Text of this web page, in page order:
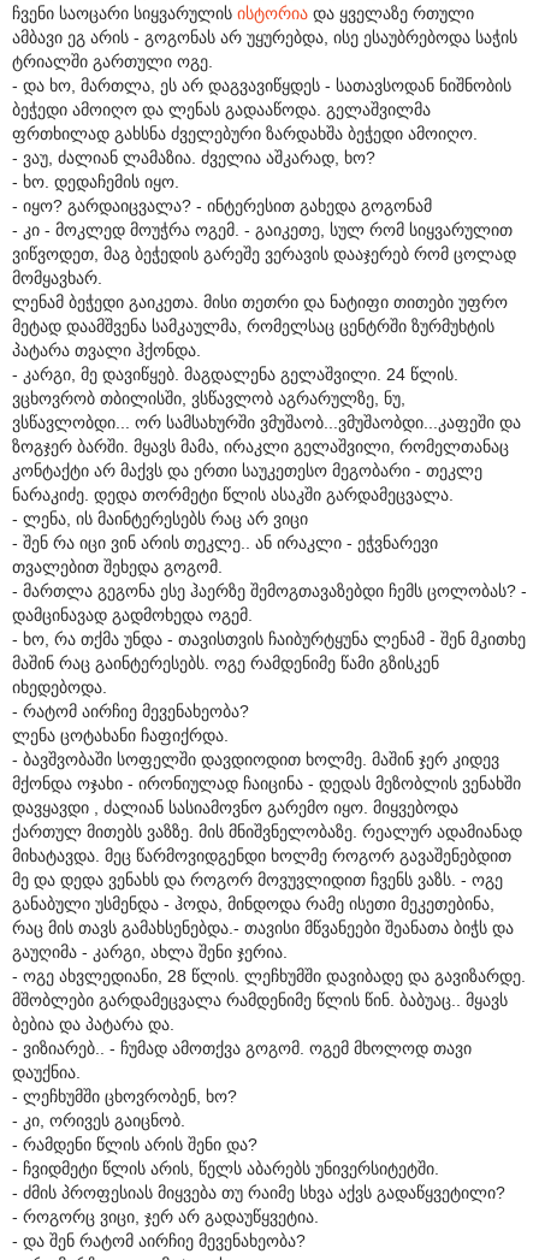
ჩვენი საოცარი სიყვარულის ისტორია და ყველაზე რთული
ამბავი ეგ არის - გოგონას არ უყურებდა, ისე ესაუბრებოდა საჭის
ტრიალში გართული ოგე.
- და ხო, მართლა, ეს არ დაგვავიწყდეს - სათავსოდან ნიშნობის
ბეჭედი ამოიღო და ლენას გადააწოდა. გელაშვილმა
ფრთხილად გახსნა ძველებური ზარდახშა ბეჭედი ამოიღო.
- ვაუ, ძალიან ლამაზია. ძველია აშკარად, ხო?
- ხო. დედაჩემის იყო.
- იყო? გარდაიცვალა? - ინტერესით გახედა გოგონამ
- კი - მოკლედ მოუჭრა ოგემ. - გაიკეთე, სულ რომ სიყვარულით
ვიწვოდეთ, მაგ ბეჭედის გარეშე ვერავის დააჯერებ რომ ცოლად
მომყავხარ.
ლენამ ბეჭედი გაიკეთა. მისი თეთრი და ნატიფი თითები უფრო
მეტად დაამშვენა სამკაულმა, რომელსაც ცენტრში ზურმუხტის
პატარა თვალი ჰქონდა.
- კარგი, მე დავიწყებ. მაგდალენა გელაშვილი. 24 წლის.
ვცხოვრობ თბილისში, ვსწავლობ აგრარულზე, ნუ,
ვსწავლობდი... ორ სამსახურში ვმუშაობ...ვმუშაობდი...კაფეში და
ზოგჯერ ბარში. მყავს მამა, ირაკლი გელაშვილი, რომელთანაც
კონტაქტი არ მაქვს და ერთი საუკეთესო მეგობარი - თეკლე
ნარაკიძე. დედა თორმეტი წლის ასაკში გარდამეცვალა.
- ლენა, ის მაინტერესებს რაც არ ვიცი
- შენ რა იცი ვინ არის თეკლე.. ან ირაკლი - ეჭვნარევი
თვალებით შეხედა გოგომ.
- მართლა გეგონა ესე ჰაერზე შემოგთავაზებდი ჩემს ცოლობას? -
დამცინავად გადმოხედა ოგემ.
- ხო, რა თქმა უნდა - თავისთვის ჩაიბურტყუნა ლენამ - შენ მკითხე
მაშინ რაც გაინტერესებს. ოგე რამდენიმე წამი გზისკენ
იხედებოდა.
- რატომ აირჩიე მევენახეობა?
ლენა ცოტახანი ჩაფიქრდა.
- ბავშვობაში სოფელში დავდიოდით ხოლმე. მაშინ ჯერ კიდევ
მქონდა ოჯახი - ირონიულად ჩაიცინა - დედას მეზობლის ვენახში
დავყავდი , ძალიან სასიამოვნო გარემო იყო. მიყვებოდა
ქართულ მითებს ვაზზე. მის მნიშვნელობაზე. რეალურ ადამიანად
მიხატავდა. მეც წარმოვიდგენდი ხოლმე როგორ გავაშენებდით
მე და დედა ვენახს და როგორ მოვუვლიდით ჩვენს ვაზს. - ოგე
განაბული უსმენდა - ჰოდა, მინდოდა რამე ისეთი მეკეთებინა,
რაც მის თავს გამახსენებდა.- თავისი მწვანეები შეანათა ბიჭს და
გაუღიმა - კარგი, ახლა შენი ჯერია.
- ოგე ახვლედიანი, 28 წლის. ლეჩხუმში დავიბადე და გავიზარდე.
მშობლები გარდამეცვალა რამდენიმე წლის წინ. ბაბუაც.. მყავს
ბებია და პატარა და.
- ვიზიარებ.. - ჩუმად ამოთქვა გოგომ. ოგემ მხოლოდ თავი
დაუქნია.
- ლეჩხუმში ცხოვრობენ, ხო?
- კი, ორივეს გაიცნობ.
- რამდენი წლის არის შენი და?
- ჩვიდმეტი წლის არის, წელს აბარებს უნივერსიტეტში.
- ძმის პროფესიას მიყვება თუ რაიმე სხვა აქვს გადაწყვეტილი?
- როგორც ვიცი, ჯერ არ გადაუწყვეტია.
- და შენ რატომ აირჩიე მევენახეობა?